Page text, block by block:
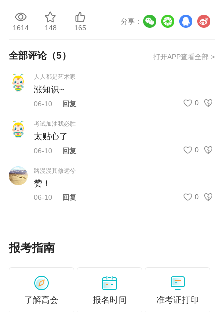
下一步，省财政厅将协同有关部门和各地市考试管理
织工作效能，助力优秀会计人才脱颖而出，为广东高质量
说明：因考试政策、内容不断变化与调整，正保会计网校
提供的以上信息仅供参考，如有异议，请考生以官方部门
公布的内容为准！
1614 148 165
分享：
全部评论（5） 打开APP查看全部 >
人人都是艺术家
涨知识~
06-10 回复 0
考试加油我必胜
太贴心了
06-10 回复 0
路漫漫其修远兮
赞！
06-10 回复 0
报考指南
了解高会 报名时间 准考证打印